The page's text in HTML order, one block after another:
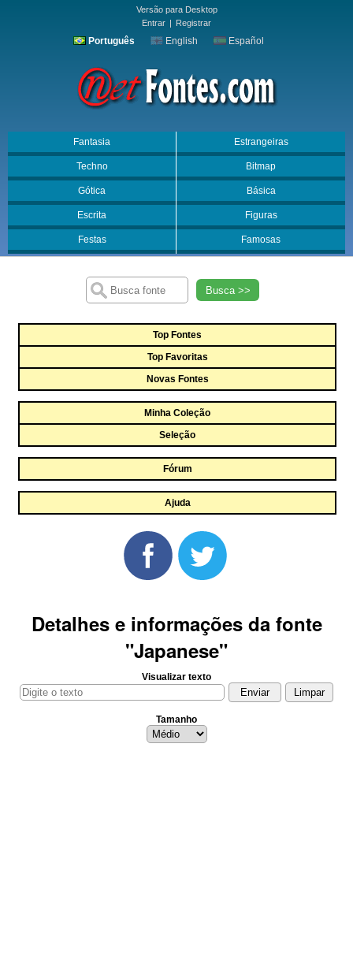
Versão para Desktop
Entrar | Registrar
Português English Español
Fantasia Estrangeiras
Techno Bitmap
Gótica Básica
Escrita Figuras
Festas Famosas
Busca >>
Top Fontes
Top Favoritas
Novas Fontes
Minha Coleção
Seleção
Fórum
Ajuda
Detalhes e informações da fonte
"Japanese"
Visualizar texto
Tamanho